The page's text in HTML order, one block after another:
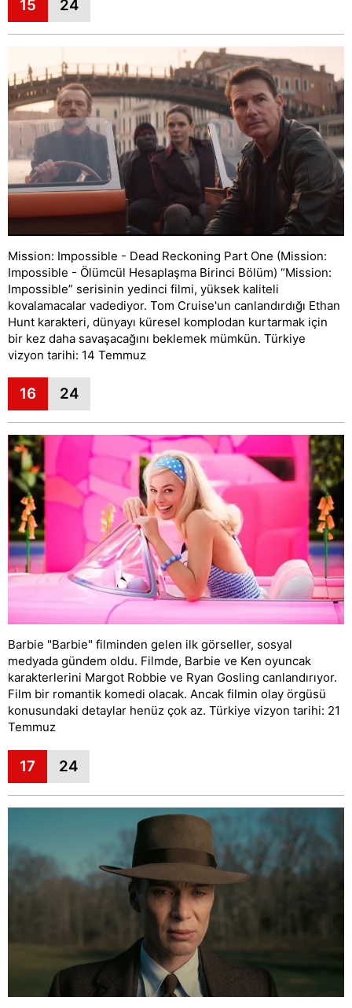
15 24
Mission: Impossible - Dead Reckoning Part One (Mission:
Impossible - Ölümcül Hesaplaşma Birinci Bölüm) “Mission:
Impossible” serisinin yedinci filmi, yüksek kaliteli
kovalamacalar vadediyor. Tom Cruise'un canlandırdığı Ethan
Hunt karakteri, dünyayı küresel komplodan kurtarmak için
bir kez daha savaşacağını beklemek mümkün. Türkiye
vizyon tarihi: 14 Temmuz
16 24
Barbie "Barbie" filminden gelen ilk görseller, sosyal
medyada gündem oldu. Filmde, Barbie ve Ken oyuncak
karakterlerini Margot Robbie ve Ryan Gosling canlandırıyor.
Film bir romantik komedi olacak. Ancak filmin olay örgüsü
konusundaki detaylar henüz çok az. Türkiye vizyon tarihi: 21
Temmuz
17 24